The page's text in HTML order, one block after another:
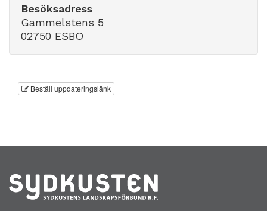
Besöksadress
Gammelstens 5
02750 ESBO
Beställ uppdateringslänk